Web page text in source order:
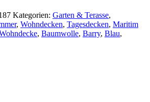
Kategorien: Garten & Terasse,
, Wohndecken, Tagesdecken, Maritim
, Baumwolle, Barry, Blau,